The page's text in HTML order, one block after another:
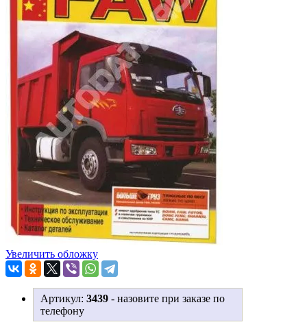
Увеличить обложку
Артикул: 3439 - назовите при заказе по
телефону